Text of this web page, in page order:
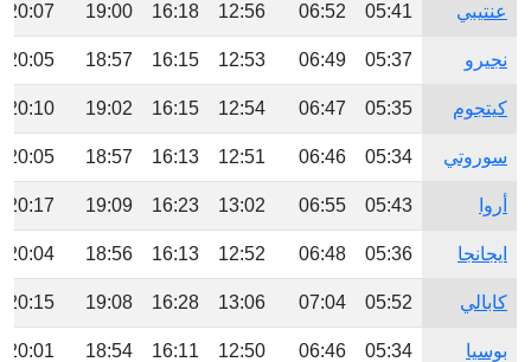
عنتيبي 05:41
06:52
12:56
16:18
19:00
20:07
نجيرو 05:37
06:49
12:53
16:15
18:57
20:05
كيتجوم 05:35
06:47
12:54
16:15
19:02
20:10
سوروتي 05:34
06:46
12:51
16:13
18:57
20:05
أروا 05:43
06:55
13:02
16:23
19:09
20:17
ايجانجا 05:36
06:48
12:52
16:13
18:56
20:04
كابالي 05:52
07:04
13:06
16:28
19:08
20:15
بوسيا 05:34
06:46
12:50
16:11
18:54
20:01